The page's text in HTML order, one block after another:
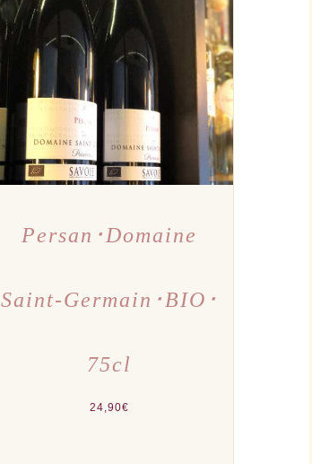
AJOUTER AU PANIER / APERÇU
Persan･Domaine
Saint-Germain･BIO･
75cl
24,90€